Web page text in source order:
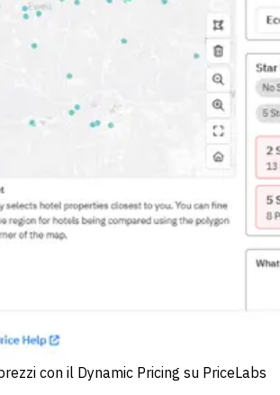
con il Dynamic Pricing su PriceLabs